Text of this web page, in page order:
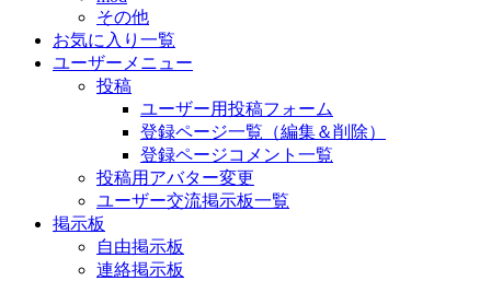
その他
お気に入り一覧
ユーザーメニュー
投稿
ユーザー用投稿フォーム
登録ページ一覧（編集＆削除）
登録ページコメント一覧
投稿用アバター変更
ユーザー交流掲示板一覧
掲示板
自由掲示板
連絡掲示板